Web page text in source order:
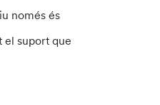
només és
el suport que